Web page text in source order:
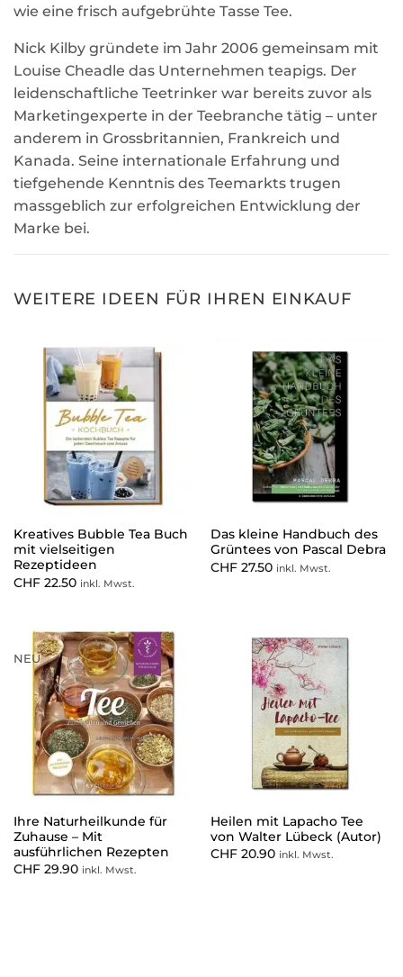
wie eine frisch aufgebrühte Tasse Tee.
Nick Kilby gründete im Jahr 2006 gemeinsam mit
Louise Cheadle das Unternehmen teapigs. Der
leidenschaftliche Teetrinker war bereits zuvor als
Marketingexperte in der Teebranche tätig – unter
anderem in Grossbritannien, Frankreich und
Kanada. Seine internationale Erfahrung und
tiefgehende Kenntnis des Teemarkts trugen
massgeblich zur erfolgreichen Entwicklung der
Marke bei.
WEITERE IDEEN FÜR IHREN EINKAUF
Kreatives Bubble Tea Buch
mit vielseitigen
Rezeptideen
CHF22.50 inkl. Mwst.
Das kleine Handbuch des
Grüntees von Pascal Debra
CHF27.50 inkl. Mwst.
NEU
Ihre Naturheilkunde für
Zuhause – Mit
ausführlichen Rezepten
CHF29.90 inkl. Mwst.
Heilen mit Lapacho Tee
von Walter Lübeck (Autor)
CHF20.90 inkl. Mwst.